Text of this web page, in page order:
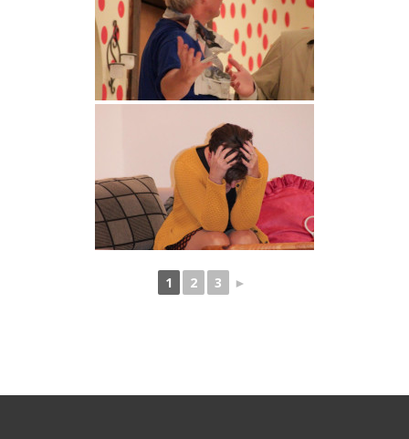
1 2 3 ►